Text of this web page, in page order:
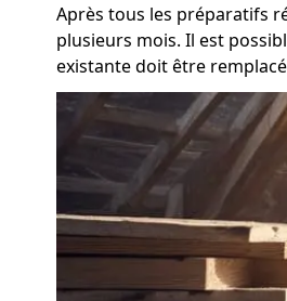
Après tous les préparatifs
plusieurs mois. Il est
existante doit être